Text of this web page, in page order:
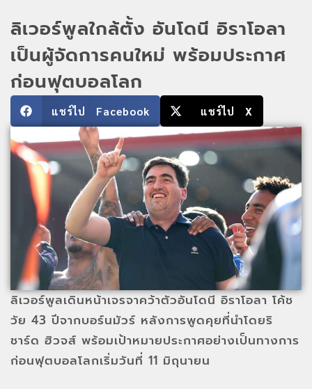
ลิเวอร์พูลใกล้ตั้ง อันโดนี อิราโอลา
เป็นผู้จัดการคนใหม่ พร้อมประกาศ
ก่อนฟุตบอลโลก
แชร์ไป Facebook แชร์ไป X
ลิเวอร์พูลเดินหน้าเจรจาคว้าตัวอันโดนี อิราโอลา โค้ช
วัย 43 ปีจากบอร์นมัวร์ หลังการพูดคุยที่นำโดยริ
ชาร์ด ฮิวจส์ พร้อมเป้าหมายประกาศอย่างเป็นทางการ
ก่อนฟุตบอลโลกเริ่มวันที่ 11 มิถุนายน